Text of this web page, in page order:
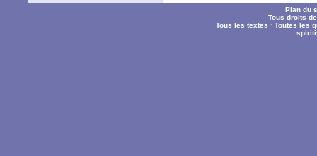
Plan du
Tous droits
Tous les textes ·Toutes les